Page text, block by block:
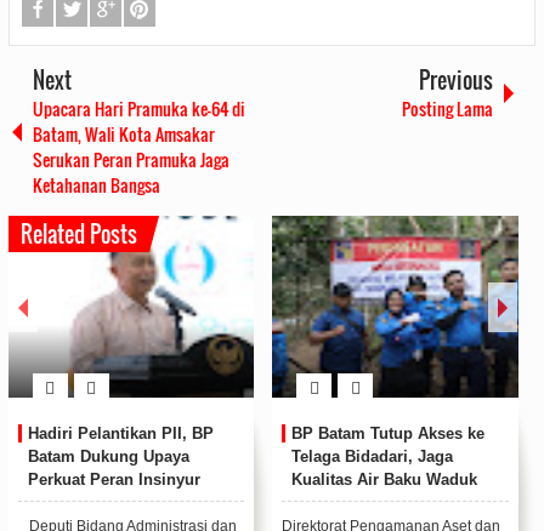
Next
Upacara Hari Pramuka ke-64 di
Batam, Wali Kota Amsakar
Serukan Peran Pramuka Jaga
Ketahanan Bangsa
Previous
Posting Lama
Related Posts
Hadiri Pelantikan PII, BP
Batam Dukung Upaya
Perkuat Peran Insinyur
Lokal
Deputi Bidang Administrasi dan
BP Batam Tutup Akses ke
Telaga Bidadari, Jaga
Kualitas Air Baku Waduk
Muka Kuning
Direktorat Pengamanan Aset dan